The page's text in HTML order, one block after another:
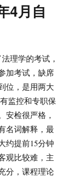
4月自
理学的考试，
加考试，缺席
位，是用两大
监控和专职保
安检很严格，
名词解释，最
约提前15分钟
观比较难，主
分，课程理论